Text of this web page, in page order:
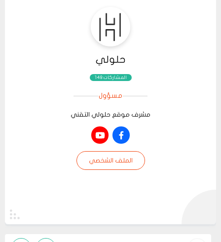
حلولي
المشاركات:149
مسؤول
مشرف موقع حلولي التقني
الملف الشخصي